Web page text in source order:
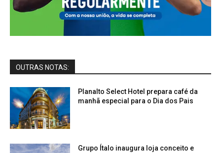
OUTRAS NOTAS:
Planalto Select Hotel prepara café da
manhã especial para o Dia dos Pais
Grupo Ítalo inaugura loja conceito e